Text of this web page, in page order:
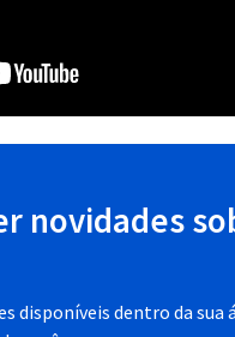
novidades
disponíveis dentro da sua